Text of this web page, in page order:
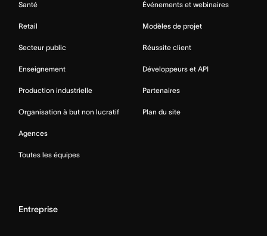
Santé
Retail
Secteur public
Enseignement
Production industrielle
Organisation à but non lucratif
Agences
Toutes les équipes
Événements et webinaires
Modèles de projet
Réussite client
Développeurs et API
Partenaires
Plan du site
Entreprise